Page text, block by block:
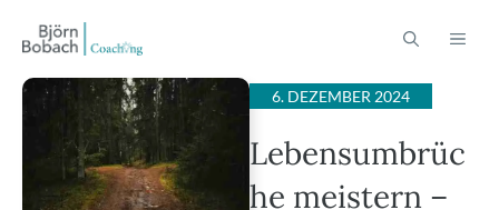
Inhalt
springen
6. DEZEMBER 2024
Lebensumbrüc
he meistern –